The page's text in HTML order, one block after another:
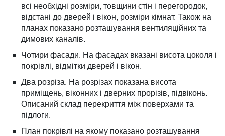
всі необхідні розміри, товщини стін і перегородок,
відстані до дверей і вікон, розміри кімнат. Також на
планах показано розташування вентиляційних та
димових каналів.
Чотири фасади. На фасадах вказані висота цоколя і
покрівлі, відмітки дверей і вікон.
Два розріза. На розрізах показана висота
приміщень, віконних і дверних прорізів, підвіконь.
Описаний склад перекриття між поверхами та
підлоги.
План покрівлі на якому показано розташування